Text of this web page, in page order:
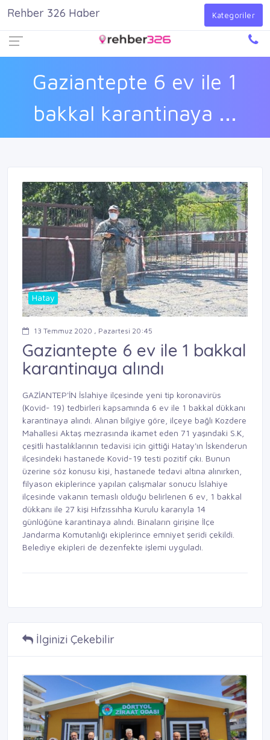
Giriş Yap
Gaziantepte 6 ev ile 1
bakkal karantinaya ...
Rehber 326 Haber Kategoriler
Hatay
13 Temmuz 2020 , Pazartesi 20:45
Gaziantepte 6 ev ile 1 bakkal
karantinaya alındı
GAZİANTEP'İN İslahiye ilçesinde yeni tip koronavirüs
(Kovid- 19) tedbirleri kapsamında 6 ev ile 1 bakkal dükkanı
karantinaya alındı. Alınan bilgiye göre, ilçeye bağlı Kozdere
Mahallesi Aktaş mezrasında ikamet eden 71 yaşındaki S.K,
çeşitli hastalıklarının tedavisi için gittiği Hatay'ın İskenderun
ilçesindeki hastanede Kovid-19 testi pozitif çıkı. Bunun
üzerine söz konusu kişi, hastanede tedavi altına alınırken,
filyason ekiplerince yapılan çalışmalar sonucu İslahiye
ilçesinde vakanın temaslı olduğu belirlenen 6 ev, 1 bakkal
dükkanı ile 27 kişi Hıfzıssıhha Kurulu kararıyla 14
günlüğüne karantinaya alındı. Binaların girişine İlçe
Jandarma Komutanlığı ekiplerince emniyet şeridi çekildi.
Belediye ekipleri de dezenfekte işlemi uyguladı.
İlginizi Çekebilir